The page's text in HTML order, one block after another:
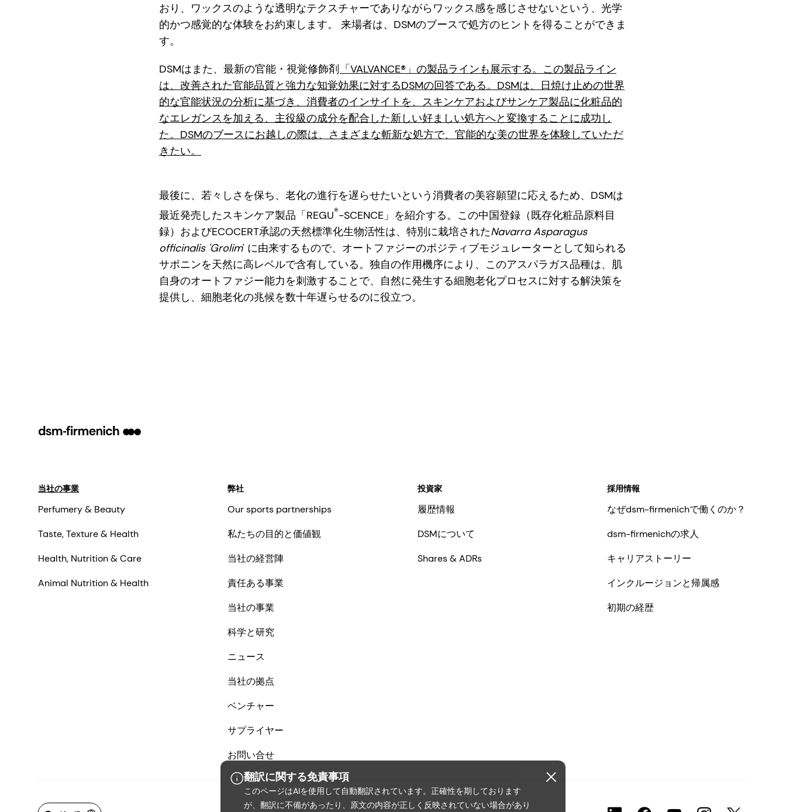
おり、ワックスのような透明なテクスチャーでありながらワックス感を感じさせないという、光学
的かつ感覚的な体験をお約束します。 来場者は、DSMのブースで処方のヒントを得ることができま
す。
DSMはまた、最新の官能・視覚修飾剤 「VALVANCE®」の製品ラインも展示する。この製品ライン
は、改善された官能品質と強力な知覚効果に対するDSMの回答である。DSMは、日焼け止めの世界
的な官能状況の分析に基づき、消費者のインサイトを、スキンケアおよびサンケア製品に化粧品的
なエレガンスを加える、主役級の成分を配合した新しい好ましい処方へと変換することに成功し
た。DSMのブースにお越しの際は、さまざまな斬新な処方で、官能的な美の世界を体験していただ
きたい。
最後に、若々しさを保ち、老化の進行を遅らせたいという消費者の美容願望に応えるため、DSMは
最近発売したスキンケア製品「REGU®-SCENCE」を紹介する。この中国登録（既存化粧品原料目
録）およびECOCERT承認の天然標準化生物活性は、特別に栽培されたNavarra Asparagus
officinalis 'Grolim' に由来するもので、オートファジーのポジティブモジュレーターとして知られる
サポニンを天然に高レベルで含有している。独自の作用機序により、このアスパラガス品種は、肌
自身のオートファジー能力を刺激することで、自然に発生する細胞老化プロセスに対する解決策を
提供し、細胞老化の兆候を数十年遅らせるのに役立つ。
翻訳に関する免責事項
このページはAIを使用して自動翻訳されています。正確性を期しております
が、翻訳に不備があったり、原文の内容が正しく反映されていない場合があり
当社の事業
Perfumery & Beauty
Taste, Texture & Health
Health, Nutrition & Care
Animal Nutrition & Health
弊社
Our sports partnerships
私たちの目的と価値観
当社の経営陣
責任ある事業
当社の事業
科学と研究
ニュース
当社の拠点
ベンチャー
サプライヤー
お問い合せ
投資家
履歴情報
DSMについて
Shares & ADRs
採用情報
なぜdsm-firmenichで働くのか？
dsm-firmenichの求人
キャリアストーリー
インクルージョンと帰属感
初期の経歴